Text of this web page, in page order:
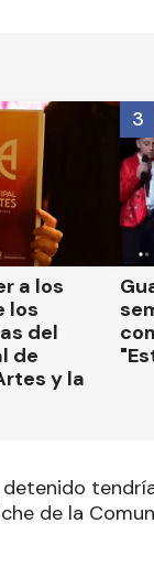
a los
los
del
de
y la
3
de la